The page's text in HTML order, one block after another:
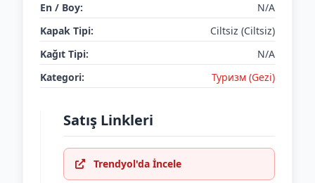
En / Boy:
N/A
Kapak Tipi:
Ciltsiz (Ciltsiz)
Kağıt Tipi:
N/A
Kategori:
Туризм (Gezi)
Satış Linkleri
Trendyol'da İncele